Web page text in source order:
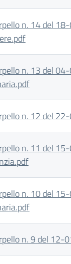
n. 14 del
n. 13 del
n. 12 del
n. 11 del
n. 10 del
n. 9 del 12-